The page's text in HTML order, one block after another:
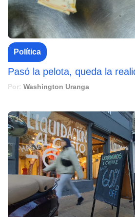
Política
Pasó la pelota, queda la
Por: Washington Uranga